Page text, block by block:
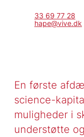
33 69 77 28
hape@vive.dk
En første
science-
muligheder i
understøtte